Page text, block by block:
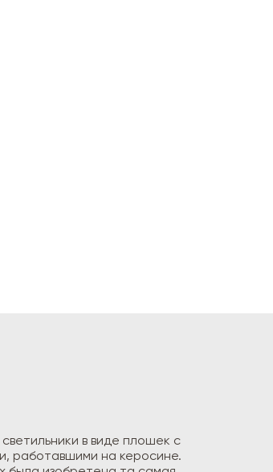
в виде плошек с
работавшими на керосине.